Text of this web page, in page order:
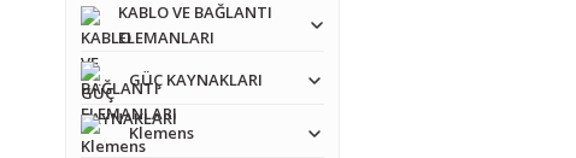
KABLO VE BAĞLANTI
ELEMANLARI
GÜÇ KAYNAKLARI
Klemens